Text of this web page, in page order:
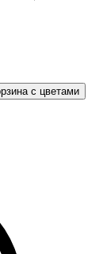
с цветами